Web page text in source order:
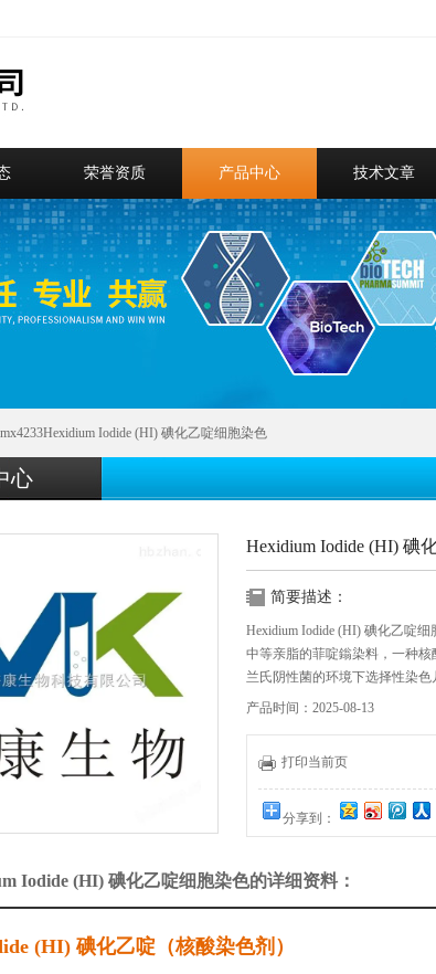
荣誉资质 产品中心 技术文章
Iodide (HI) 碘化乙啶细胞染色
心
Hexidium Iodide (HI) 碘
简要描述：
Hexidium Iodide (HI) 碘化乙啶
中等亲脂的菲啶鎓染料，一种
兰氏阴性菌的环境下选择性染色
产品时间：2025-08-13
打印当前页
分享到：
Iodide (HI) 碘化乙啶细胞染色的详细资料：
(HI) 碘化乙啶（核酸染色剂）